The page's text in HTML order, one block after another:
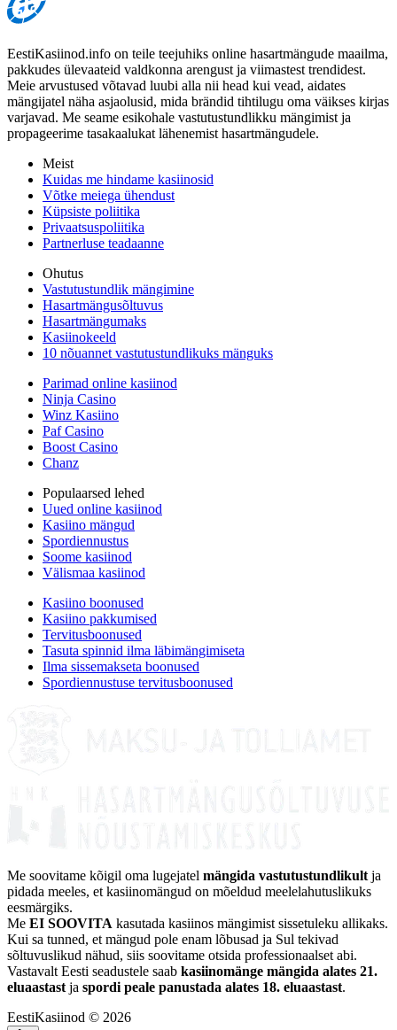
EestiKasiinod.info on teile teejuhiks online hasartmängude maailma,
pakkudes ülevaateid valdkonna arengust ja viimastest trendidest.
Meie arvustused võtavad luubi alla nii head kui vead, aidates
mängijatel näha asjaolusid, mida brändid tihtilugu oma väikses kirjas
varjavad. Me seame esikohale vastutustundlikku mängimist ja
propageerime tasakaalukat lähenemist hasartmängudele.
Meist
Kuidas me hindame kasiinosid
Võtke meiega ühendust
Küpsiste poliitika
Privaatsuspoliitika
Partnerluse teadaanne
Ohutus
Vastutustundlik mängimine
Hasartmängusõltuvus
Hasartmängumaks
Kasiinokeeld
10 nõuannet vastutustundlikuks mänguks
Parimad online kasiinod
Ninja Casino
Winz Kasiino
Paf Casino
Boost Casino
Chanz
Populaarsed lehed
Uued online kasiinod
Kasiino mängud
Spordiennustus
Soome kasiinod
Välismaa kasiinod
Kasiino boonused
Kasiino pakkumised
Tervitusboonused
Tasuta spinnid ilma läbimängimiseta
Ilma sissemakseta boonused
Spordiennustuse tervitusboonused
Me soovitame kõigil oma lugejatel mängida vastutustundlikult ja
pidada meeles, et kasiinomängud on mõeldud meelelahutuslikuks
eesmärgiks.
Me EI SOOVITA kasutada kasiinos mängimist sissetuleku allikaks.
Kui sa tunned, et mängud pole enam lõbusad ja Sul tekivad
sõltuvuslikud nähud, siis soovitame otsida professionaalset abi.
Vastavalt Eesti seadustele saab kasiinomänge mängida alates 21.
eluaastast ja spordi peale panustada alates 18. eluaastast.
EestiKasiinod © 2026